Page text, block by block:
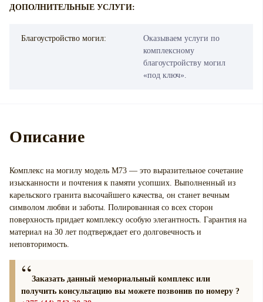
ДОПОЛНИТЕЛЬНЫЕ УСЛУГИ:
Благоустройство могил:
Оказываем услуги по
комплексному
благоустройству могил
«под ключ».
Описание
Комплекс на могилу модель М73 — это выразительное сочетание
изысканности и почтения к памяти усопших. Выполненный из
карельского гранита высочайшего качества, он станет вечным
символом любви и заботы. Полированная со всех сторон
поверхность придает комплексу особую элегантность. Гарантия на
материал на 30 лет подтверждает его долговечность и
неповторимость.
Заказать данный мемориальный комплекс или
получить консультацию вы можете позвонив по номеру ?